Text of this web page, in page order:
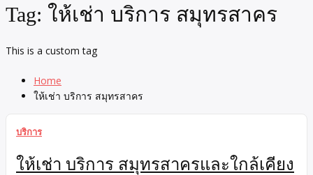
Tag: ให้เช่า บริการ สมุทรสาคร
This is a custom tag
Home
ให้เช่า บริการ สมุทรสาคร
บริการ
ให้เช่า บริการ สมุทรสาครและใกล้เคียง